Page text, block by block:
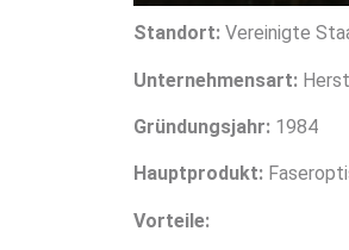
Standort: Vereinigte
Unternehmensart:
Gründungsjahr: 1984
Hauptprodukt:
Vorteile: